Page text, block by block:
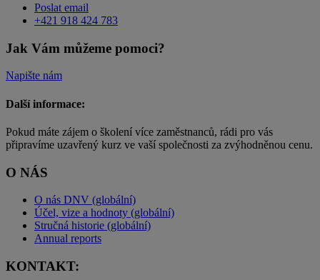
Poslat email
+421 918 424 783
Jak Vám můžeme pomoci?
Napište nám
Další informace:
Pokud máte zájem o školení více zaměstnanců, rádi pro vás
připravíme uzavřený kurz ve vaší společnosti za zvýhodněnou cenu.
O NÁS
O nás DNV (globální)
Účel, vize a hodnoty (globální)
Stručná historie (globální)
Annual reports
KONTAKT: